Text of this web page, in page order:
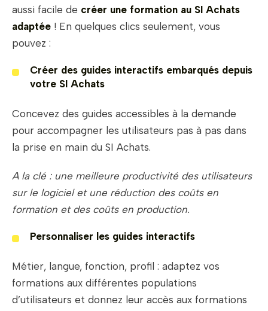
aussi facile de créer une formation au SI Achats
adaptée ! En quelques clics seulement, vous
pouvez :
Créer des guides interactifs embarqués depuis
votre SI Achats
Concevez des guides accessibles à la demande
pour accompagner les utilisateurs pas à pas dans
la prise en main du SI Achats.
A la clé : une meilleure productivité des utilisateurs
sur le logiciel et une réduction des coûts en
formation et des coûts en production.
Personnaliser les guides interactifs
Métier, langue, fonction, profil : adaptez vos
formations aux différentes populations
d’utilisateurs et donnez leur accès aux formations